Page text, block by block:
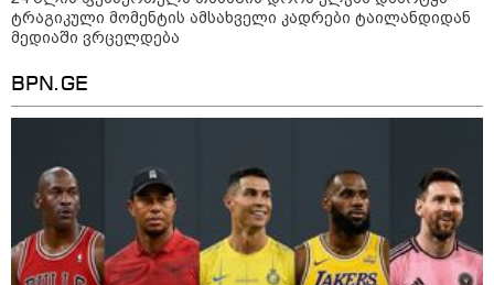
ტრაგიკული მომენტის ამსახველი
"ყოველთვის ჩემზე უკეთესს
თეონა კონტრიძე მეუღლეს
ემოციურ "პოსტს" უძღვნის
ტრაგიკული მომენტის ამსახველი კადრები ტაილანდიდან
მედიაში ვრცელდება
BPN.GE